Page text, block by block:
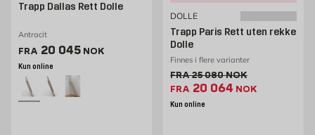
Trapp Dallas Rett Dolle
Antracit
FRA Pris 17096 NOK /stk
20 045 NOK
Kun online
DOLLE
Trapp Paris Rett uten rekke
Dolle
Finnes i flere varianter
FRAGammel pris 25080 NOK
25 080NOK
FRA Ekstrapris 20064
20 064 NOK
Kun online